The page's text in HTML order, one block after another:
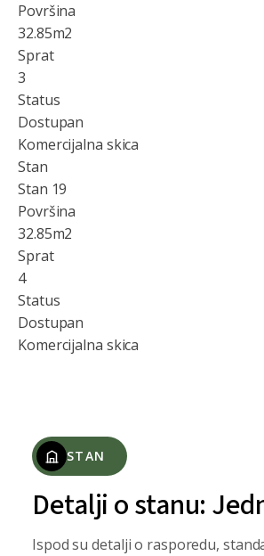
Površina
32.85m2
Sprat
3
Status
Dostupan
Komercijalna skica
Stan
Stan 19
Površina
32.85m2
Sprat
4
Status
Dostupan
Komercijalna skica
STAN
Detalji o stanu:
Ispod su detalji o rasporedu,